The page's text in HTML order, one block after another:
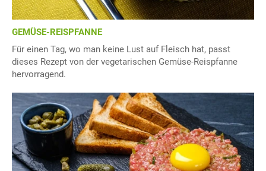
GEMÜSE-REISPFANNE
Für einen Tag, wo man keine Lust auf Fleisch hat, passt
dieses Rezept von der vegetarischen Gemüse-Reispfanne
hervorragend.